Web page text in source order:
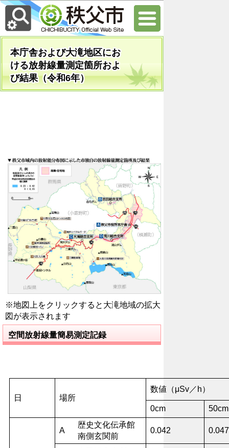
本庁舎および大滝地区にお
ける放射線量測定箇所およ
び結果（令和6年）
※地図上をクリックすると大滝地域の拡大
図が表示されます
空間放射線量簡易測定記録
日 場所
数値（μSv／h）
0cm 50cm
A
歴史文化伝承館
南側玄関前
0.042 0.047